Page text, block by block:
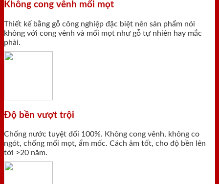
Không cong vênh mối mọt
Thiết kế bằng gỗ công nghiệp đặc biệt nên sản phẩm nói
không với cong vênh và mối mọt như gỗ tự nhiên hay mắc
phải.
Độ bền vượt trội
Chống nước tuyệt đối 100%. Không cong vênh, không co
ngót, chống mối mọt, ẩm mốc. Cách âm tốt, cho độ bền lên
tới >20 năm.